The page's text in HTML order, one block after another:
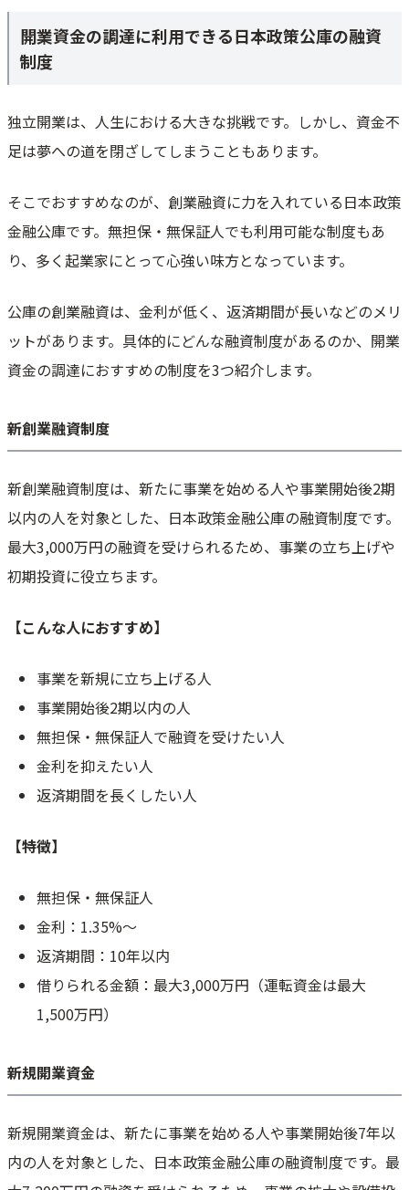
開業資金の調達に利用できる日本政策公庫の融資
制度
独立開業は、人生における大きな挑戦です。しかし、資金不
足は夢への道を閉ざしてしまうこともあります。
そこでおすすめなのが、創業融資に力を入れている日本政策
金融公庫です。無担保・無保証人でも利用可能な制度もあ
り、多く起業家にとって心強い味方となっています。
公庫の創業融資は、金利が低く、返済期間が長いなどのメリ
ットがあります。具体的にどんな融資制度があるのか、開業
資金の調達におすすめの制度を3つ紹介します。
新創業融資制度
新創業融資制度は、新たに事業を始める人や事業開始後2期
以内の人を対象とした、日本政策金融公庫の融資制度です。
最大3,000万円の融資を受けられるため、事業の立ち上げや
初期投資に役立ちます。
【こんな人におすすめ】
事業を新規に立ち上げる人
事業開始後2期以内の人
無担保・無保証人で融資を受けたい人
金利を抑えたい人
返済期間を長くしたい人
【特徴】
無担保・無保証人
金利：1.35%～
返済期間：10年以内
借りられる金額：最大3,000万円（運転資金は最大
1,500万円）
新規開業資金
新規開業資金は、新たに事業を始める人や事業開始後7年以
内の人を対象とした、日本政策金融公庫の融資制度です。最